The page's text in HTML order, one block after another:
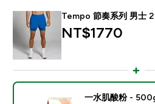
Tempo 節奏系列 男士
NT$1770‎
一水肌酸粉 -